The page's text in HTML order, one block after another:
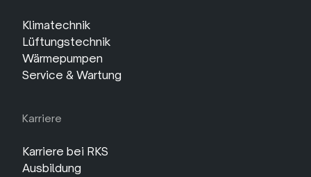
Klimatechnik
Lüftungstechnik
Wärmepumpen
Service & Wartung
Karriere
Karriere bei RKS
Ausbildung